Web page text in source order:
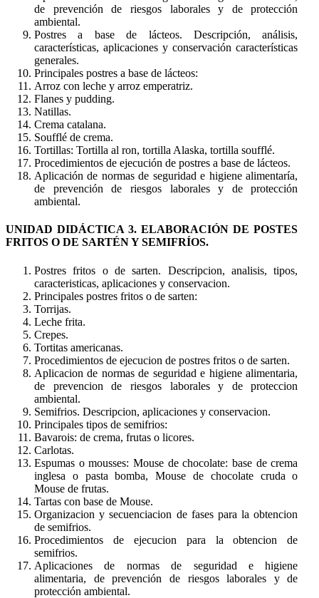
de prevención de riesgos laborales y de protección
ambiental.
Postres a base de lácteos. Descripción, análisis,
características, aplicaciones y conservación características
generales.
Principales postres a base de lácteos:
Arroz con leche y arroz emperatriz.
Flanes y pudding.
Natillas.
Crema catalana.
Soufflé de crema.
Tortillas: Tortilla al ron, tortilla Alaska, tortilla soufflé.
Procedimientos de ejecución de postres a base de lácteos.
Aplicación de normas de seguridad e higiene alimentaría,
de prevención de riesgos laborales y de protección
ambiental.
UNIDAD DIDÁCTICA 3. ELABORACIÓN DE POSTES
FRITOS O DE SARTÉN Y SEMIFRÍOS.
Postres fritos o de sarten. Descripcion, analisis, tipos,
caracteristicas, aplicaciones y conservacion.
Principales postres fritos o de sarten:
Torrijas.
Leche frita.
Crepes.
Tortitas americanas.
Procedimientos de ejecucion de postres fritos o de sarten.
Aplicacion de normas de seguridad e higiene alimentaria,
de prevencion de riesgos laborales y de proteccion
ambiental.
Semifrios. Descripcion, aplicaciones y conservacion.
Principales tipos de semifrios:
Bavarois: de crema, frutas o licores.
Carlotas.
Espumas o mousses: Mouse de chocolate: base de crema
inglesa o pasta bomba, Mouse de chocolate cruda o
Mouse de frutas.
Tartas con base de Mouse.
Organizacion y secuenciacion de fases para la obtencion
de semifrios.
Procedimientos de ejecucion para la obtencion de
semifrios.
Aplicaciones de normas de seguridad e higiene
alimentaria, de prevención de riesgos laborales y de
protección ambiental.